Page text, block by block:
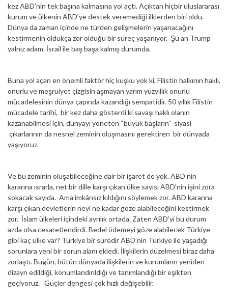
kez ABD’nin tek başına kalmasına yol açtı. Açıktan hiçbir uluslararası
kurum ve ülkenin ABD’ye destek veremediği ilklerden biri oldu.
Dünya da zaman içinde ne türden gelişmelerin yaşanacağını
kestirmenin oldukça zor olduğu bir süreç yaşanıyor. Şu an Trump
yalnız adam. İsrail ile baş başa kalmış durumda.
Buna yol açan en önemli faktör hiç kuşku yok ki, Filistin halkının haklı,
onurlu ve meşruiyet çizgisin aşmayan yarım yüzyıllık onurlu
mücadelesinin dünya çapında kazandığı sempatidir. 50 yıllık Filistin
mücadele tarihi, bir kez daha gösterdi ki savaşı haklı olanın
kazanabilmesi için, dünyayı yöneten “büyük başların” siyasi
çıkarlarının da nesnel zeminin oluşmasını gerektiren bir dünyada
yaşıyoruz.
Ve bu zeminin oluşabileceğine dair bir işaret de yok. ABD’nin
kararına ısrarla, net bir dille karşı çıkan ülke sayısı ABD’nin işini zora
sokacak sayıda. Ama imkânsız kıldığını söylemek zor. ABD kararına
karşı çıkan devletlerin neyi ne kadar göze alabileceğini kestirmek
zor. İslam ülkeleri içindeki ayrılık ortada. Zaten ABD’yi bu durum
azda olsa cesaretlendirdi. Bedel ödemeyi göze alabilecek Türkiye
gibi kaç ülke var? Türkiye bir süredir ABD’nin Türkiye ile yaşadığı
sorunlara yeni bir sorun alanı ekledi. İlişkilerin düzelmesi biraz daha
zorlaştı. Bugün, bütün dünyada ilişkilerin ve kurumların yeniden
dizayn edildiği, konumlandırıldığı ve tanımlandığı bir eşikten
geçiyoruz. Güçler dengesi çok hızlı değişebilir.